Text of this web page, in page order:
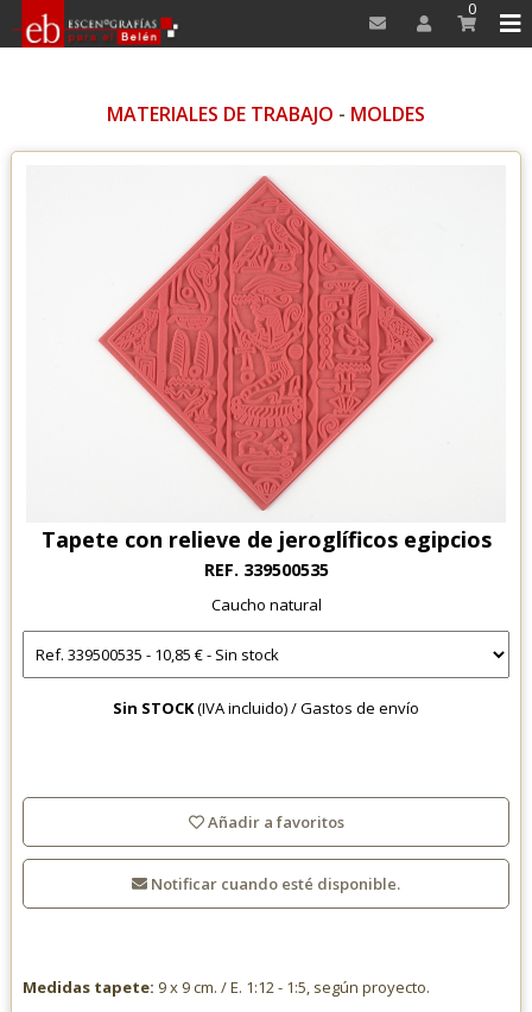
0
MATERIALES DE TRABAJO - MOLDES
Tapete con relieve de jeroglíficos egipcios
REF. 339500535
Caucho natural
Sin STOCK(IVA incluido) /Gastos de envío
Añadir a favoritos
Notificar cuando esté disponible.
Medidas tapete: 9 x 9 cm. / E. 1:12 - 1:5, según proyecto.